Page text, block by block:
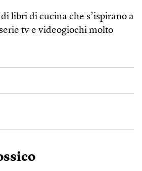
libri di cucina che s’ispirano a
tv e videogiochi molto